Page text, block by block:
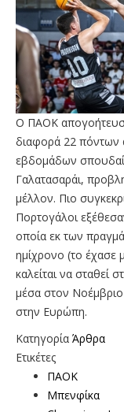
Ο ΠΑΟΚ
διαφορά 22 πόντων
εβδομάδων
Γαλατασαράι,
μέλλον. Πιο
Πορτογάλοι
οποία εκ των
ημίχρονο (το
καλείται να σταθεί
μέσα στον Νοέμβριο
στην Ευρώπη.
Κατηγορία Άρθρα
Ετικέτες
ΠΑΟΚ
Μπενφίκα